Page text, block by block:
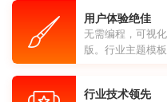
用户体验绝佳
无需编程，可视
版。行业主题模
行业技术领先